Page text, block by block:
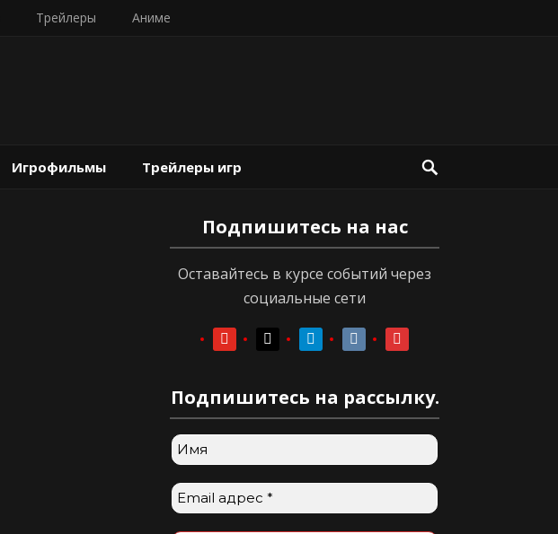
Трейлеры Аниме
Игрофильмы Трейлеры игр
Подпишитесь на нас
Оставайтесь в курсе событий через
социальные сети
youtubeyoutubetelegramvkontaktevkontakte
Подпишитесь на рассылку.